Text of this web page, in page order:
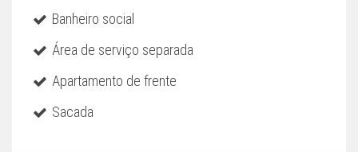
Banheiro social
Área de serviço separada
Apartamento de frente
Sacada